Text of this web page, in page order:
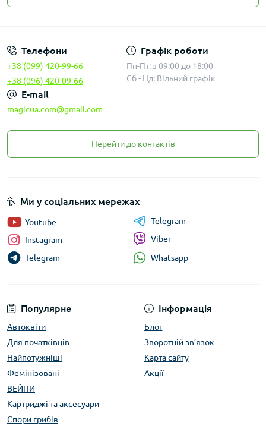
Телефони
+38 (099) 420-99-66
+38 (096) 420-09-66
Графік роботи
Пн-Пт: з 09:00 до 18:00
Сб - Нд: Вільний графік
E-mail
magicua.com@gmail.com
Перейти до контактів
Популярне
Автоквіти
Для початківців
Найпотужніші
Фемінізовані
ВЕЙПИ
Картриджі та аксесуари
Спори грибів
Інформація
Блог
Зворотній зв’язок
Карта сайту
Акції
Ми у соціальних мережах
Youtube
Instagram
Telegram
Telegram
Viber
Whatsapp